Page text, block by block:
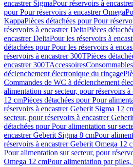
encastrer SigmaPour réservoirs à
pour Pour réservoirs à encastrer Omega
KappaPièces détachées pour Pour
réservoirs à encastrer DeltaPièces
encastrer DeltaPour les réservoirs à
détachées pour Pour les réservoirs à
réservoirs à encastrer 300TPièces
encastrer 300TAccessoiresConsommables
déclenchement électronique du rinçage
Commandes de WC à déclenchement
alimentation sur secteur, pour réservoirs
12 cmPièces détachées pour Pour
réservoirs à encastrer Geberit Sigma 12
secteur, pour réservoirs à encastrer
détachées pour Pour alimentation sur
encastrer Geberit Sigma 8 cmPour
réservoirs à encastrer Geberit Omega 12
Pour alimentation sur secteur, pour
Omega 12 cmPour alimentation par